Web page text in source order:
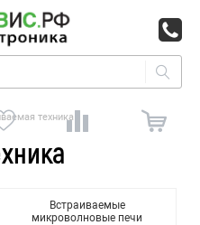
техника
Встраиваемые
микроволновые печи